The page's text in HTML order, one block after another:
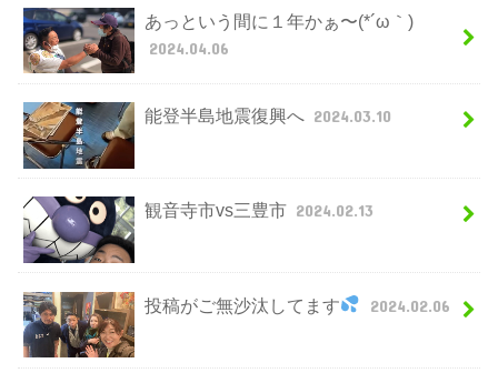
あっという間に１年かぁ〜(*´ω｀)
2024.04.06
能登半島地震復興へ 2024.03.10
観音寺市vs三豊市 2024.02.13
投稿がご無沙汰してます 2024.02.06